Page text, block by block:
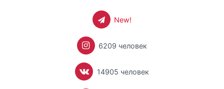
New!
6209 человек
14905 человек